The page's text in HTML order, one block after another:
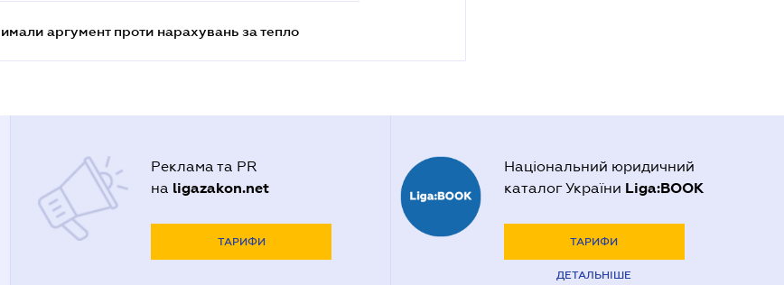
аргумент проти нарахувань за тепло
Реклама та PR
на ligazakon.net
ТАРИФИ
Національний юридичний
каталог України Liga:BOOK
ТАРИФИ
ДЕТАЛЬНІШЕ